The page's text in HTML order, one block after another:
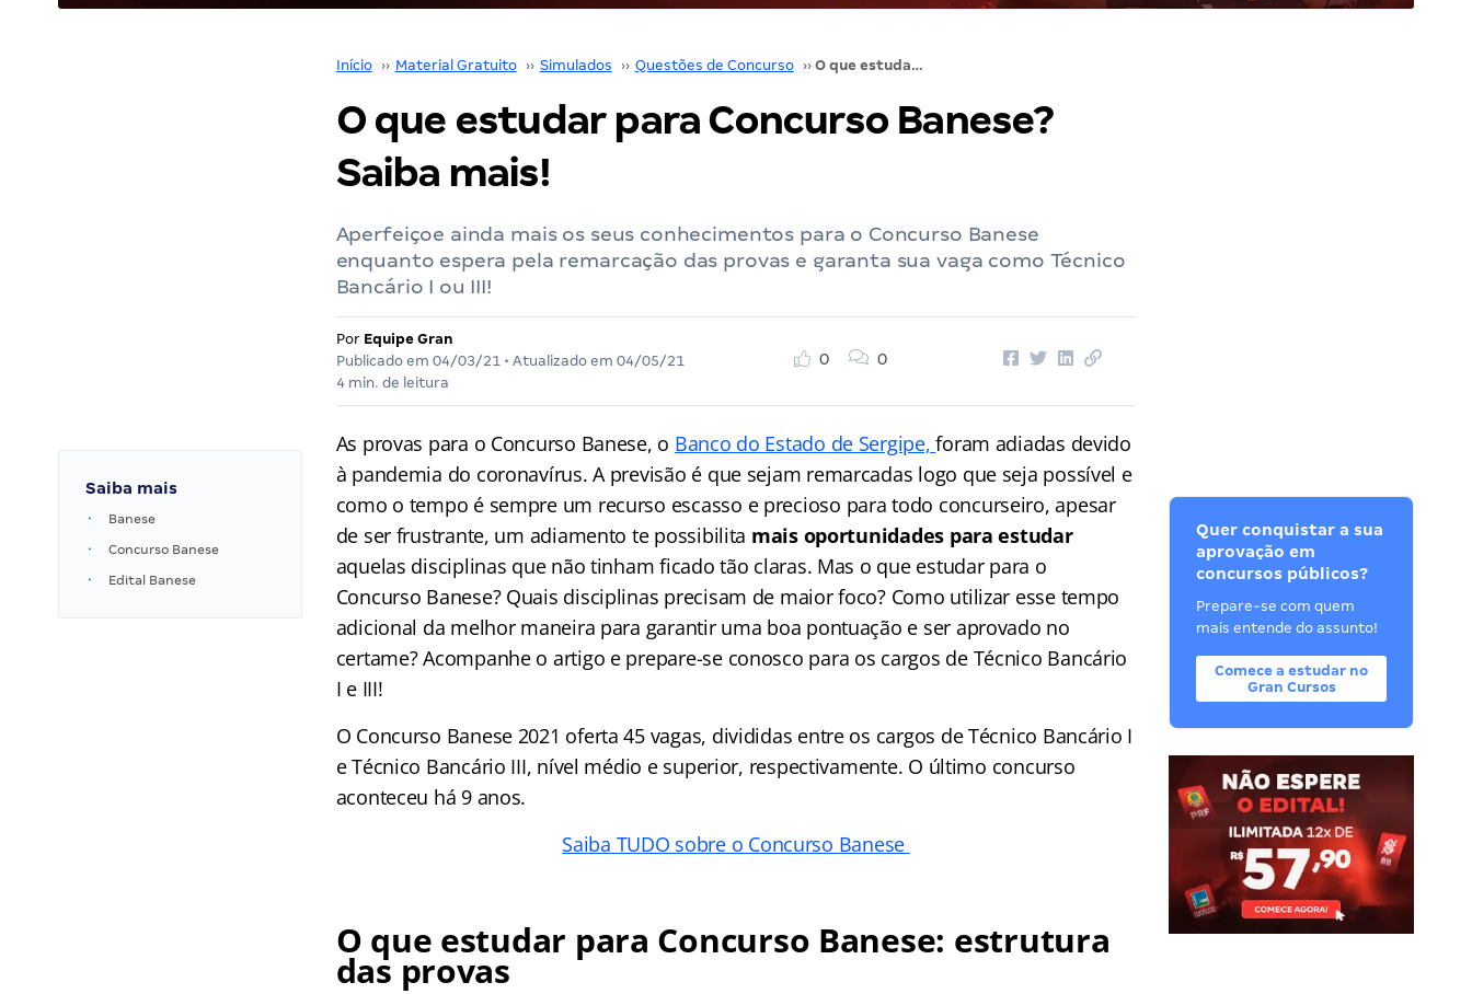
Início ›› Material Gratuito ›› Simulados ›› Questões de Concurso ›› O que estudar para Concurso Banese? Saiba mais!
O que estudar para Concurso Banese?
Saiba mais!
Aperfeiçoe ainda mais os seus conhecimentos para o Concurso Banese
enquanto espera pela remarcação das provas e garanta sua vaga como Técnico
Bancário I ou III!
Por Equipe Gran
Publicado em 04/03/21• Atualizado em 04/05/21
4 min. de leitura
0 0
Saiba mais
Banese
Concurso Banese
Edital Banese
As provas para o Concurso Banese, o Banco do Estado de Sergipe,foram adiadas devido
à pandemia do coronavírus. A previsão é que sejam remarcadas logo que seja possível e
como o tempo é sempre um recurso escasso e precioso para todo concurseiro, apesar
de ser frustrante, um adiamento te possibilita mais oportunidades para estudar
aquelas disciplinas que não tinham ficado tão claras. Mas o que estudar para o
Concurso Banese? Quais disciplinas precisam de maior foco? Como utilizar esse tempo
adicional da melhor maneira para garantir uma boa pontuação e ser aprovado no
certame? Acompanhe o artigo e prepare-se conosco para os cargos de Técnico Bancário
I e III!
O Concurso Banese 2021 oferta 45 vagas, divididas entre os cargos de Técnico Bancário I
e Técnico Bancário III, nível médio e superior, respectivamente. O último concurso
aconteceu há 9 anos.
Saiba TUDO sobre o Concurso Banese
O que estudar para Concurso Banese: estrutura
das provas
Quer conquistar a sua
aprovação em
concursos públicos?
Prepare-se com quem
mais entende do assunto!
Comece a estudar no
Gran Cursos